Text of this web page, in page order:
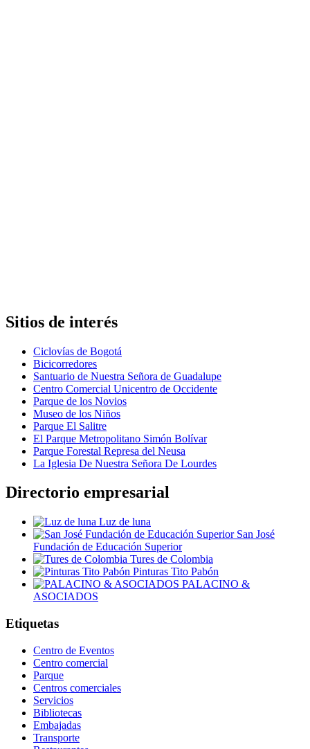
Sitios de interés
Ciclovías de Bogotá
Bicicorredores
Santuario de Nuestra Señora de Guadalupe
Centro Comercial Unicentro de Occidente
Parque de los Novios
Museo de los Niños
Parque El Salitre
El Parque Metropolitano Simón Bolívar
Parque Forestal Represa del Neusa
La Iglesia De Nuestra Señora De Lourdes
Directorio empresarial
Luz de luna
San José
Fundación de Educación Superior
Tures de Colombia
Pinturas Tito Pabón
PALACINO &
ASOCIADOS
Etiquetas
Centro de Eventos
Centro comercial
Parque
Centros comerciales
Servicios
Bibliotecas
Embajadas
Transporte